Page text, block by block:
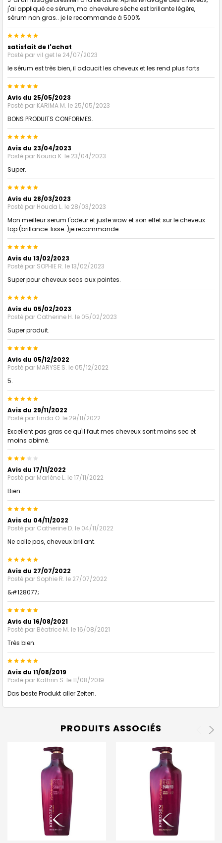
j'ai appliqué ce sérum, ma chevelure sèche est brillante légère,
sérum non gras.. je le recommande à 500%
5
satisfait de l'achat
Posté parvil get le 24/07/2023
le sérum est très bien, il adoucit les cheveux et les rend plus forts
5
Avis du 25/05/2023
Posté par KARIMA M. le 25/05/2023
BONS PRODUITS CONFORMES.
5
Avis du 23/04/2023
Posté par Nouria K. le 23/04/2023
Super.
5
Avis du 28/03/2023
Posté par Houda L. le 28/03/2023
Mon meilleur serum l'odeur et juste waw et son effet sur le cheveux
top (brillance .lisse..)je recommande.
5
Avis du 13/02/2023
Posté par SOPHIE R. le 13/02/2023
Super pour cheveux secs aux pointes.
5
Avis du 05/02/2023
Posté par Catherine H. le 05/02/2023
Super produit.
5
Avis du 05/12/2022
Posté par MARYSE S. le 05/12/2022
5.
5
Avis du 29/11/2022
Posté par Linda O. le 29/11/2022
Excellent pas gras ce qu'il faut mes cheveux sont moins sec et
moins abîmé.
Avis du 17/11/2022
Posté par Marlène L. le 17/11/2022
Bien.
5
Avis du 04/11/2022
Posté par Catherine D. le 04/11/2022
Ne colle pas, cheveux brillant.
5
Avis du 27/07/2022
Posté par Sophie R. le 27/07/2022
&#128077;
5
Avis du 16/08/2021
Posté par Béatrice M. le 16/08/2021
Très bien.
5
Avis du 11/08/2019
Posté par Kathrin S. le 11/08/2019
Das beste Produkt aller Zeiten.
PRODUITS ASSOCIÉS